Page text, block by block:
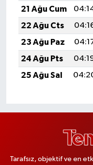
21 Ağu Cum
22 Ağu Cts
23 Ağu Paz
24 Ağu Pts
25 Ağu Sal
Tarafsız, objektif ve en